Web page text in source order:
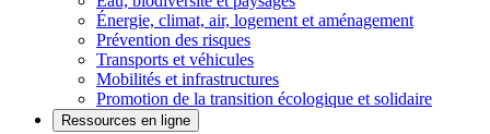
Énergie, climat, air, logement et aménagement
Prévention des risques
Transports et véhicules
Mobilités et infrastructures
Promotion de la transition écologique et solidaire
Ressources en ligne